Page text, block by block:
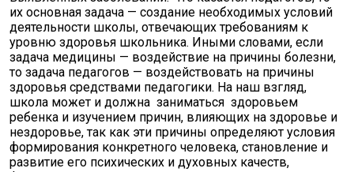
их основная задача — создание необходимых условий
деятельности школы, отвечающих требованиям к
уровню здоровья школьника. Иными словами, если
задача медицины — воздействие на причины болезни,
то задача педагогов — воздействовать на причины
здоровья средствами педагогики. На наш взгляд,
школа может и должна заниматься здоровьем
ребенка и изучением причин, влияющих на здоровье и
нездоровье, так как эти причины определяют условия
формирования конкретного человека, становление и
развитие его психических и духовных качеств,